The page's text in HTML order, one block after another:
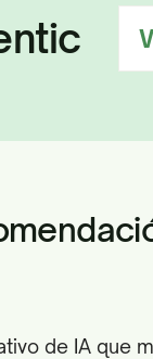
de IA que